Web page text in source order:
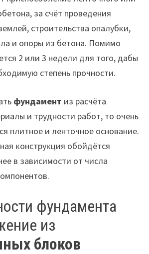
за счёт проведения
строительства опалубки,
и опоры из бетона. Помимо
2 или 3 недели для того, дабы
степень прочности.
фундамент из расчёта
и трудности работ, то очень
плитное и ленточное основание.
конструкция обойдётся
в зависимости от числа
фундамента
из
блоков